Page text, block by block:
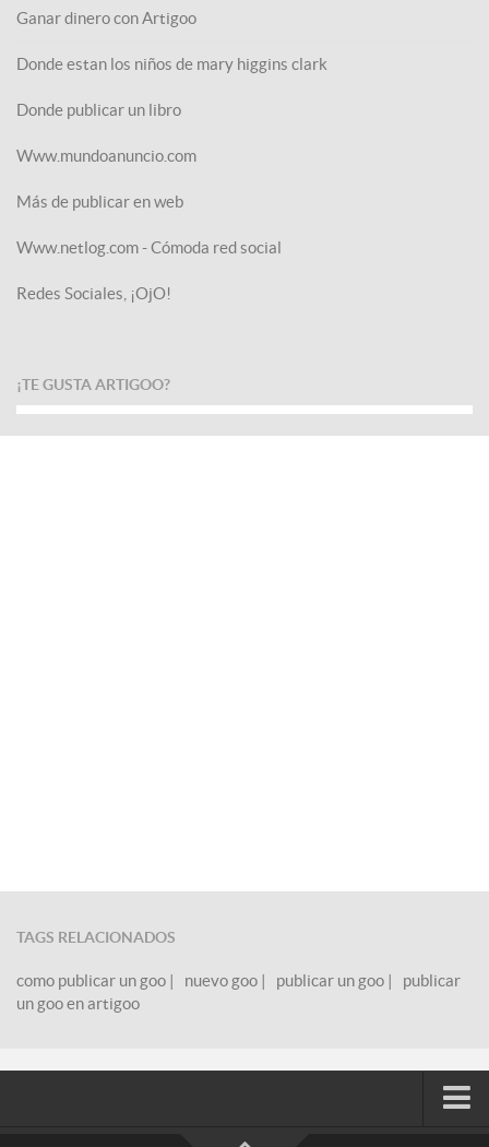
Ganar dinero con Artigoo
Donde estan los niños de mary higgins clark
Donde publicar un libro
Www.mundoanuncio.com
Más de publicar en web
Www.netlog.com - Cómoda red social
Redes Sociales, ¡OjO!
¡TE GUSTA ARTIGOO?
TAGS RELACIONADOS
como publicar un goo | nuevo goo | publicar un goo | publicar
un goo en artigoo